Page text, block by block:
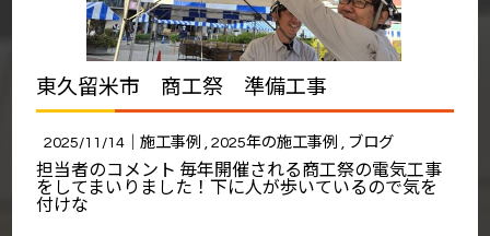
東久留米市 商工祭 準備工事
2025/11/14｜施工事例 2025年の施工事例 ブログ
担当者のコメント 毎年開催される商工祭の電気工事
をしてまいりました！下に人が歩いているので気を
付けな